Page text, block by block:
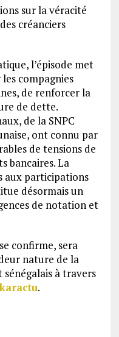
sur la véracité
créanciers
l’épisode met
compagnies
de renforcer la
de dette.
de la SNPC
ont connu par
de tensions de
bancaires. La
aux participations
désormais un
de notation et
confirme, sera
nature de la
à travers
.